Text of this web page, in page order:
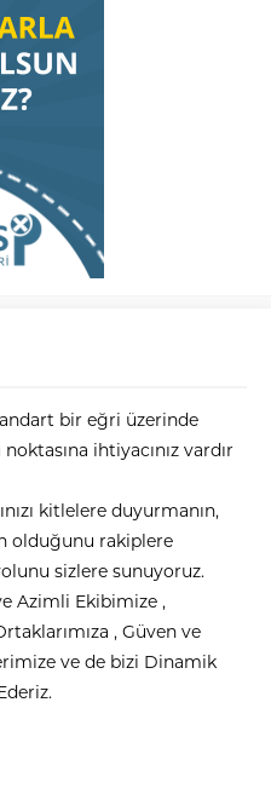
bir eğri üzerinde
ihtiyacınız vardır
kitlelere duyurmanın,
olduğunu rakiplere
sizlere sunuyoruz.
Azimli Ekibimize ,
, Güven ve
ve de bizi Dinamik